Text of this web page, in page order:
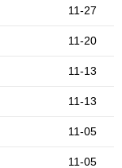
11-27
11-20
11-13
11-13
11-05
11-05